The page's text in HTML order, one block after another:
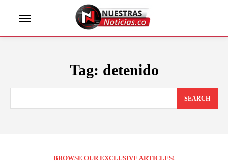
Tag: detenido
SEARCH
BROWSE OUR EXCLUSIVE ARTICLES!